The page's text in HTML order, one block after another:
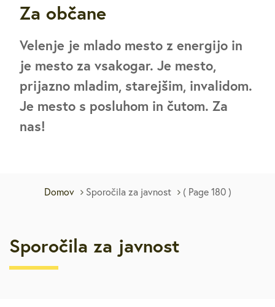
Za občane
Velenje je mlado mesto z energijo in
je mesto za vsakogar. Je mesto,
prijazno mladim, starejšim, invalidom.
Je mesto s posluhom in čutom. Za
nas!
Domov Sporočila za javnost ( Page 180 )
Sporočila za javnost